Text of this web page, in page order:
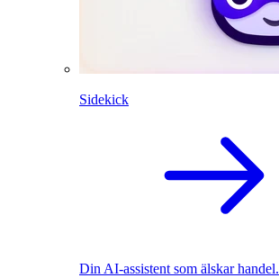
Sidekick
Din AI-assistent som älskar handel.